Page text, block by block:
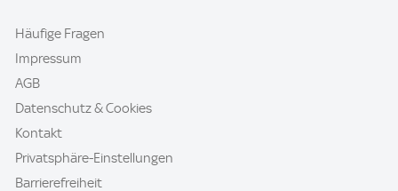
Häufige Fragen
Impressum
AGB
Datenschutz & Cookies
Kontakt
Privatsphäre-Einstellungen
Barrierefreiheit